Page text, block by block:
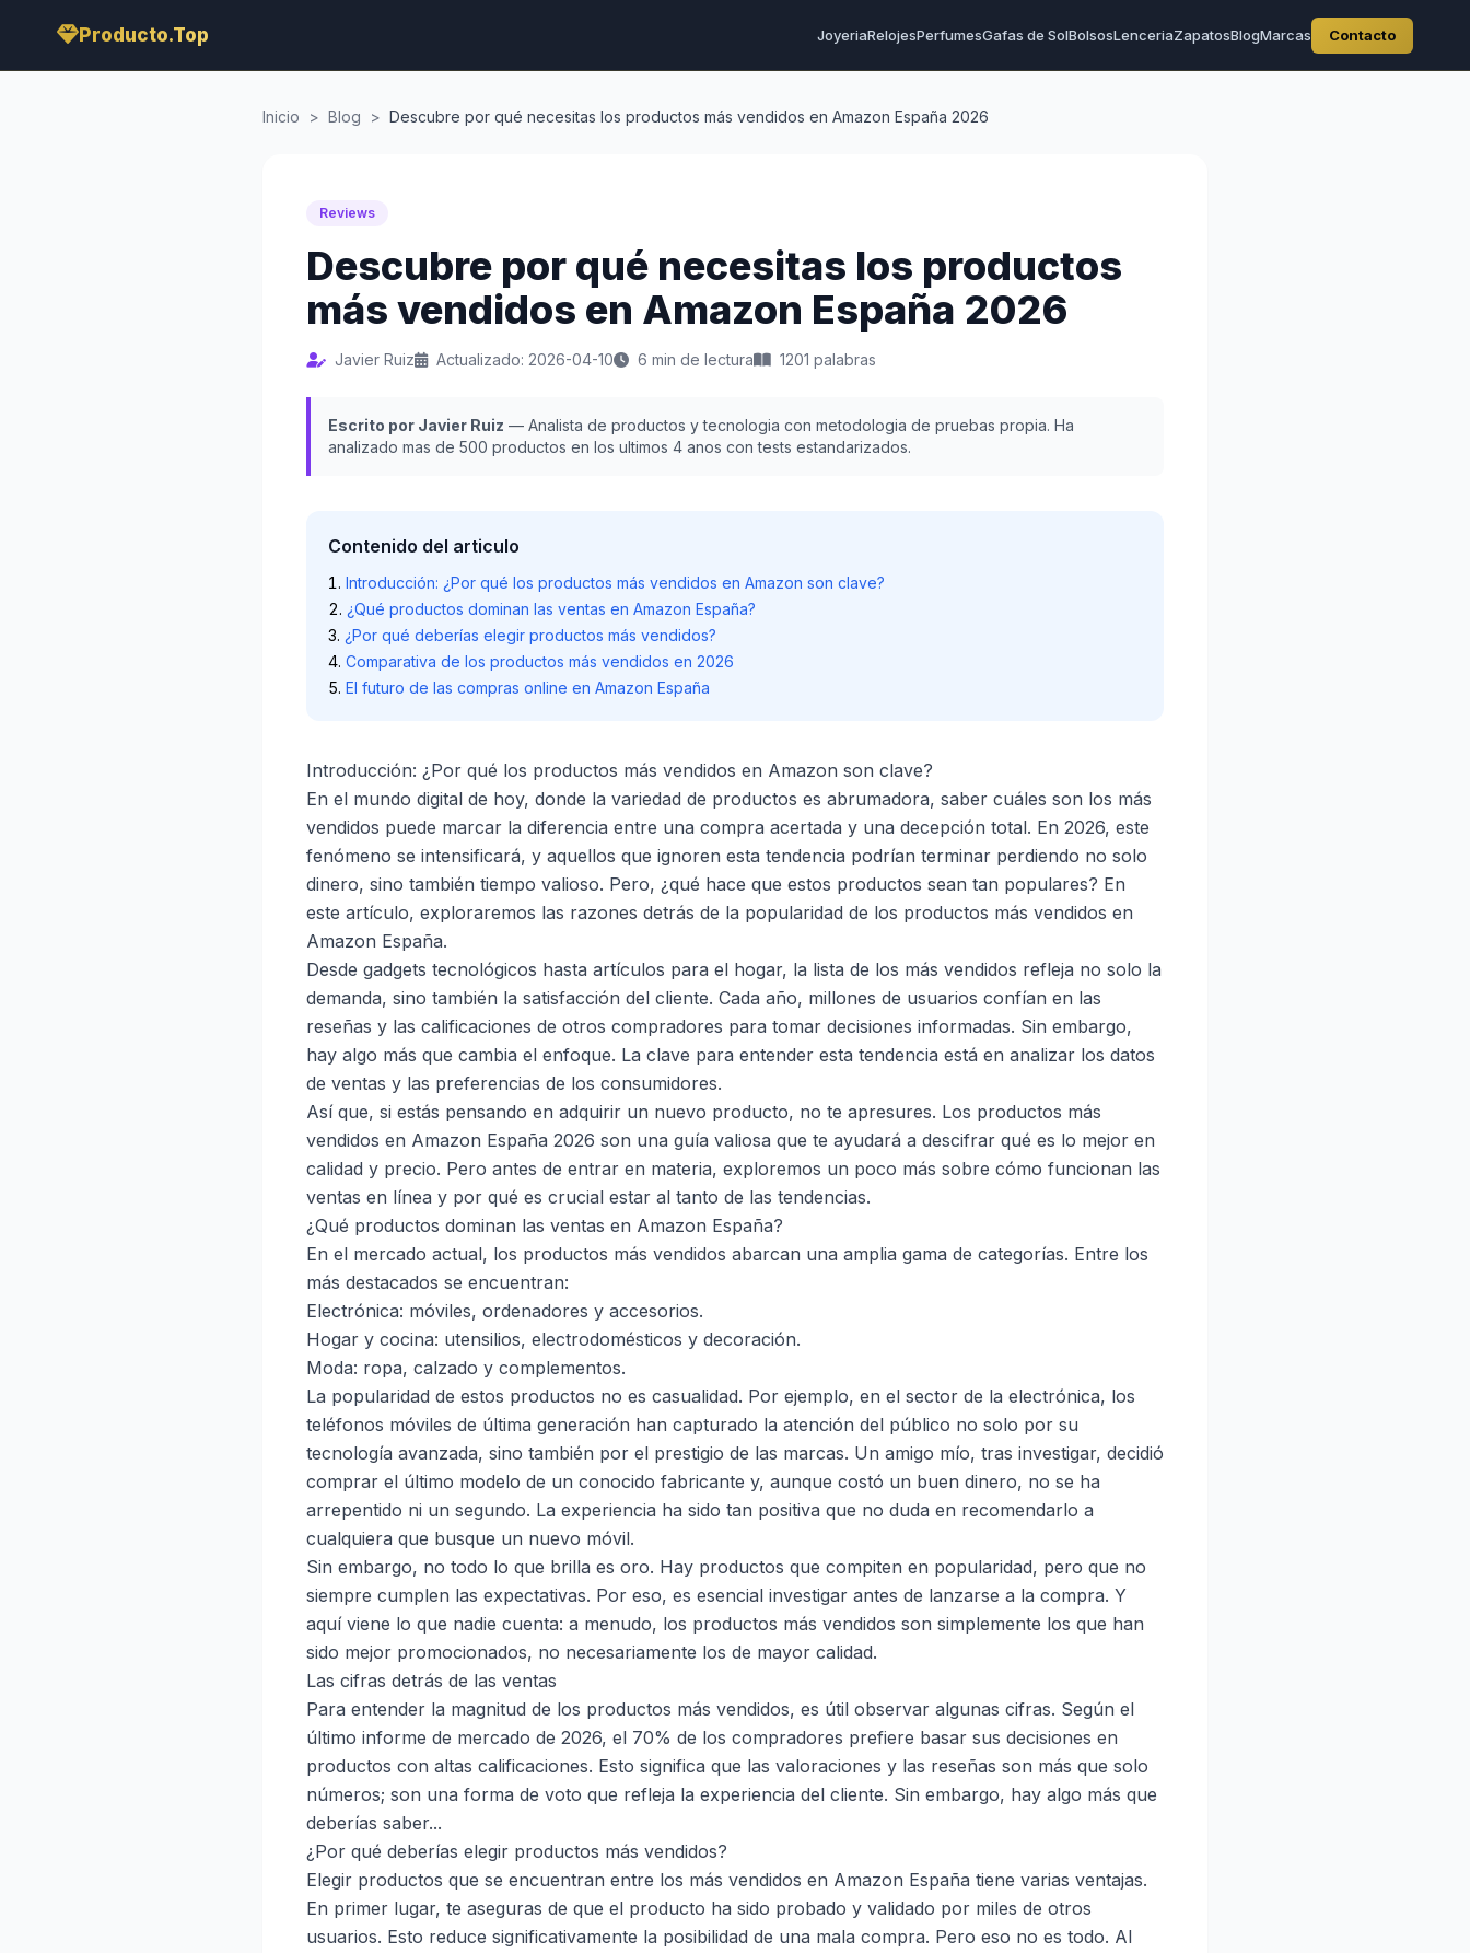
Producto.Top JoyeriaRelojesPerfumesGafas de SolBolsosLenceriaZapatosBlogMarcas Contacto
Inicio > Blog > Descubre por qué necesitas los productos más vendidos en Amazon España 2026
Reviews
Descubre por qué necesitas los productos
más vendidos en Amazon España 2026
Javier Ruiz Actualizado: 2026-04-10 6 min de lectura 1201 palabras
Escrito por Javier Ruiz — Analista de productos y tecnologia con metodologia de pruebas propia. Ha
analizado mas de 500 productos en los ultimos 4 anos con tests estandarizados.
Contenido del articulo
Introducción: ¿Por qué los productos más vendidos en Amazon son clave?
¿Qué productos dominan las ventas en Amazon España?
¿Por qué deberías elegir productos más vendidos?
Comparativa de los productos más vendidos en 2026
El futuro de las compras online en Amazon España
Introducción: ¿Por qué los productos más vendidos en Amazon son clave?
En el mundo digital de hoy, donde la variedad de productos es abrumadora, saber cuáles son los más
vendidos puede marcar la diferencia entre una compra acertada y una decepción total. En 2026, este
fenómeno se intensificará, y aquellos que ignoren esta tendencia podrían terminar perdiendo no solo
dinero, sino también tiempo valioso. Pero, ¿qué hace que estos productos sean tan populares? En
este artículo, exploraremos las razones detrás de la popularidad de los productos más vendidos en
Amazon España.
Desde gadgets tecnológicos hasta artículos para el hogar, la lista de los más vendidos refleja no solo la
demanda, sino también la satisfacción del cliente. Cada año, millones de usuarios confían en las
reseñas y las calificaciones de otros compradores para tomar decisiones informadas. Sin embargo,
hay algo más que cambia el enfoque. La clave para entender esta tendencia está en analizar los datos
de ventas y las preferencias de los consumidores.
Así que, si estás pensando en adquirir un nuevo producto, no te apresures. Los productos más
vendidos en Amazon España 2026 son una guía valiosa que te ayudará a descifrar qué es lo mejor en
calidad y precio. Pero antes de entrar en materia, exploremos un poco más sobre cómo funcionan las
ventas en línea y por qué es crucial estar al tanto de las tendencias.
¿Qué productos dominan las ventas en Amazon España?
En el mercado actual, los productos más vendidos abarcan una amplia gama de categorías. Entre los
más destacados se encuentran:
Electrónica: móviles, ordenadores y accesorios.
Hogar y cocina: utensilios, electrodomésticos y decoración.
Moda: ropa, calzado y complementos.
La popularidad de estos productos no es casualidad. Por ejemplo, en el sector de la electrónica, los
teléfonos móviles de última generación han capturado la atención del público no solo por su
tecnología avanzada, sino también por el prestigio de las marcas. Un amigo mío, tras investigar, decidió
comprar el último modelo de un conocido fabricante y, aunque costó un buen dinero, no se ha
arrepentido ni un segundo. La experiencia ha sido tan positiva que no duda en recomendarlo a
cualquiera que busque un nuevo móvil.
Sin embargo, no todo lo que brilla es oro. Hay productos que compiten en popularidad, pero que no
siempre cumplen las expectativas. Por eso, es esencial investigar antes de lanzarse a la compra. Y
aquí viene lo que nadie cuenta: a menudo, los productos más vendidos son simplemente los que han
sido mejor promocionados, no necesariamente los de mayor calidad.
Las cifras detrás de las ventas
Para entender la magnitud de los productos más vendidos, es útil observar algunas cifras. Según el
último informe de mercado de 2026, el 70% de los compradores prefiere basar sus decisiones en
productos con altas calificaciones. Esto significa que las valoraciones y las reseñas son más que solo
números; son una forma de voto que refleja la experiencia del cliente. Sin embargo, hay algo más que
deberías saber...
¿Por qué deberías elegir productos más vendidos?
Elegir productos que se encuentran entre los más vendidos en Amazon España tiene varias ventajas.
En primer lugar, te aseguras de que el producto ha sido probado y validado por miles de otros
usuarios. Esto reduce significativamente la posibilidad de una mala compra. Pero eso no es todo. Al